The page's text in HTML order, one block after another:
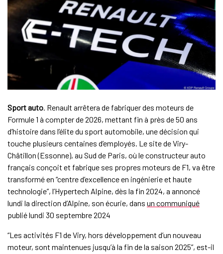
Sport auto. Renault arrêtera de fabriquer des moteurs de
Formule 1 à compter de 2026, mettant fin à près de 50 ans
d’histoire dans l’élite du sport automobile, une décision qui
touche plusieurs centaines d’employés. Le site de Viry-
Châtillon (Essonne), au Sud de Paris, où le constructeur auto
français conçoit et fabrique ses propres moteurs de F1, va être
transformé en “centre d’excellence en ingénierie et haute
technologie”, l’Hypertech Alpine, dès la fin 2024, a annoncé
lundi la direction d’Alpine, son écurie, dans un communiqué
publié lundi 30 septembre 2024
“Les activités F1 de Viry, hors développement d’un nouveau
moteur, sont maintenues jusqu’à la fin de la saison 2025”, est-il